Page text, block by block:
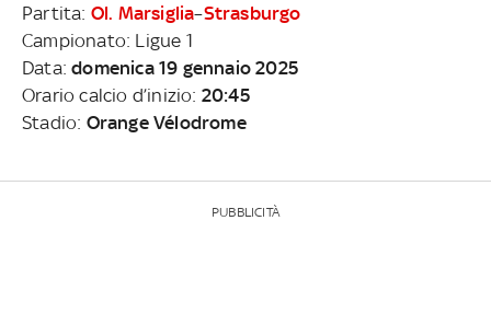
Partita: Ol. Marsiglia–Strasburgo
Campionato: Ligue 1
Data:domenica 19 gennaio 2025
Orario calcio d’inizio: 20:45
Stadio: Orange Vélodrome
PUBBLICITÀ